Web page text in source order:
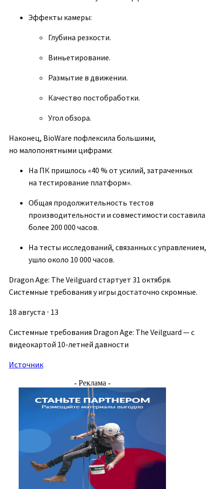
Эффекты камеры:
Глубина резкости.
Виньетирование.
Размытие в движении.
Качество постобработки.
Угол обзора.
Наконец, BioWare пофлексила большими,
но малопонятными цифрами:
На ПК пришлось «40 % от усилий, затраченных
на тестирование платформ».
Общая продолжительность тестов
производительности и совместимости составила
более 200 000 часов.
На тесты исследований, связанных с управлением,
ушло около 10 000 часов.
Dragon Age: The Veilguard стартует 31 октября.
Системные требования у игры достаточно скромные.
18 августа ⋅ 13
Системные требования Dragon Age: The Veilguard — с
видеокартой 10-летней давности
Источник
- Реклама -